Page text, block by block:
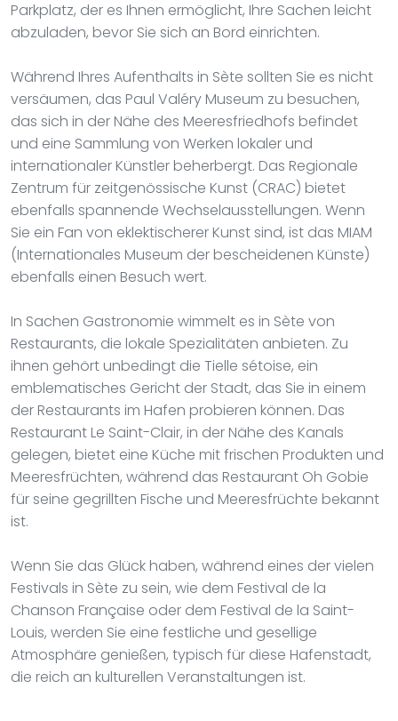
Parkplatz, der es Ihnen ermöglicht, Ihre Sachen leicht
abzuladen, bevor Sie sich an Bord einrichten.
Während Ihres Aufenthalts in Sète sollten Sie es nicht
versäumen, das Paul Valéry Museum zu besuchen,
das sich in der Nähe des Meeresfriedhofs befindet
und eine Sammlung von Werken lokaler und
internationaler Künstler beherbergt. Das Regionale
Zentrum für zeitgenössische Kunst (CRAC) bietet
ebenfalls spannende Wechselausstellungen. Wenn
Sie ein Fan von eklektischerer Kunst sind, ist das MIAM
(Internationales Museum der bescheidenen Künste)
ebenfalls einen Besuch wert.
In Sachen Gastronomie wimmelt es in Sète von
Restaurants, die lokale Spezialitäten anbieten. Zu
ihnen gehört unbedingt die Tielle sétoise, ein
emblematisches Gericht der Stadt, das Sie in einem
der Restaurants im Hafen probieren können. Das
Restaurant Le Saint-Clair, in der Nähe des Kanals
gelegen, bietet eine Küche mit frischen Produkten und
Meeresfrüchten, während das Restaurant Oh Gobie
für seine gegrillten Fische und Meeresfrüchte bekannt
ist.
Wenn Sie das Glück haben, während eines der vielen
Festivals in Sète zu sein, wie dem Festival de la
Chanson Française oder dem Festival de la Saint-
Louis, werden Sie eine festliche und gesellige
Atmosphäre genießen, typisch für diese Hafenstadt,
die reich an kulturellen Veranstaltungen ist.